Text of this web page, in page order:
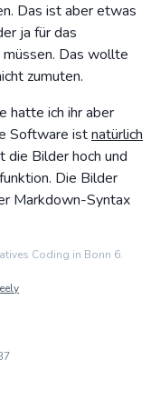
Das ist aber etwas
ja für das
Das wollte
zumuten.
hatte ich ihr aber
Software istnatürlich
Bilder hoch und
Die Bilder
Markdown-Syntax
Coding in Bonn 6.